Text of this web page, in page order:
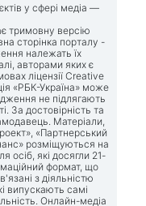
у сфері медіа —
тримовну версію
сторінка порталу -
належать їх
авторами яких є
ліцензії Creative
«РБК-Україна» може
не підлягають
За достовірність та
Матеріали,
«Партнерський
розміщуються на
осіб, які досягли 21-
формат, що
з діяльністю
випускають самі
Онлайн-медіа